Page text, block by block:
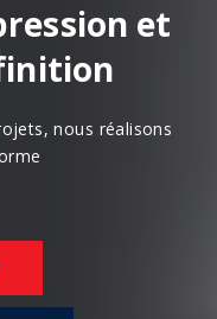
et
nous réalisons